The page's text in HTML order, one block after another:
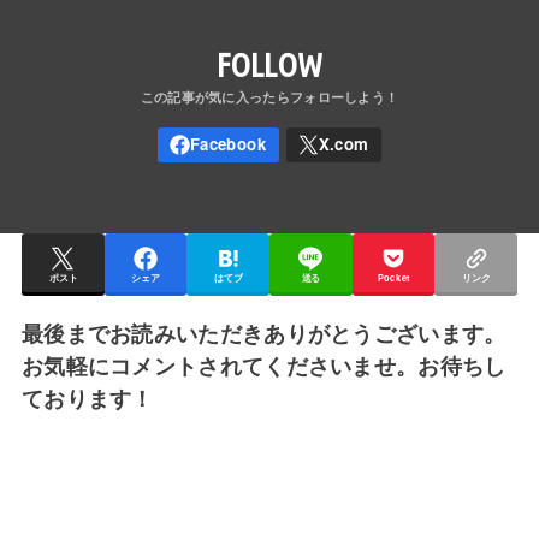
FOLLOW
ポスト シェア はてブ 送る Pocket リンク
最後までお読みいただきありがとうございます。
お気軽にコメントされてくださいませ。お待ちし
ております！